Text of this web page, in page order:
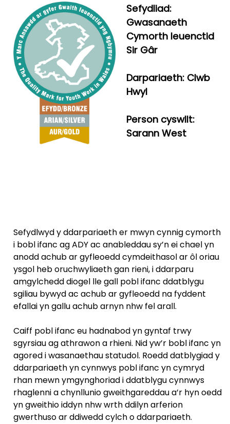
Sefydliad:
Gwasanaeth
Cymorth Ieuenctid
Sir Gâr
Darpariaeth: Clwb
Hwyl
Person cyswllt:
Sarann West
Sefydlwyd y ddarpariaeth er mwyn cynnig cymorth
i bobl ifanc ag ADY ac anableddau sy’n ei chael yn
anodd achub ar gyfleoedd cymdeithasol ar ôl oriau
ysgol heb oruchwyliaeth gan rieni, i ddarparu
amgylchedd diogel lle gall pobl ifanc ddatblygu
sgiliau bywyd ac achub ar gyfleoedd na fyddent
efallai yn gallu achub arnyn nhw fel arall.
Caiff pobl ifanc eu hadnabod yn gyntaf trwy
sgyrsiau ag athrawon a rhieni. Nid yw’r bobl ifanc yn
agored i wasanaethau statudol. Roedd datblygiad y
ddarpariaeth yn cynnwys pobl ifanc yn cymryd
rhan mewn ymgynghoriad i ddatblygu cynnwys
rhaglenni a chynllunio gweithgareddau a’r hyn oedd
yn gweithio iddyn nhw wrth ddilyn arferion
gwerthuso ar ddiwedd cylch o ddarpariaeth.